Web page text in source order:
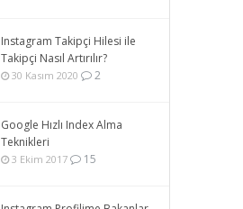
Instagram Takipçi Hilesi ile
Takipçi Nasıl Artırılır?
30 Kasım 2020 2
Google Hızlı Index Alma
Teknikleri
3 Ekim 2017 15